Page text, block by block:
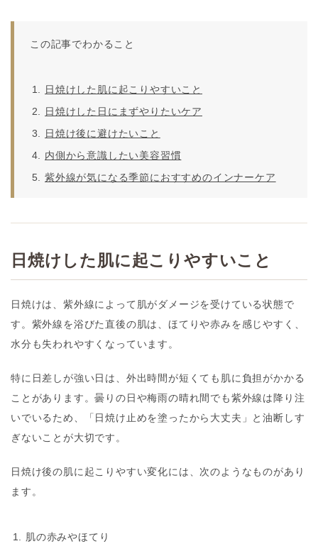
この記事でわかること
日焼けした肌に起こりやすいこと
日焼けした日にまずやりたいケア
日焼け後に避けたいこと
内側から意識したい美容習慣
紫外線が気になる季節におすすめのインナーケア
日焼けした肌に起こりやすいこと
日焼けは、紫外線によって肌がダメージを受けている状態で
す。紫外線を浴びた直後の肌は、ほてりや赤みを感じやすく、
水分も失われやすくなっています。
特に日差しが強い日は、外出時間が短くても肌に負担がかかる
ことがあります。曇りの日や梅雨の晴れ間でも紫外線は降り注
いでいるため、「日焼け止めを塗ったから大丈夫」と油断しす
ぎないことが大切です。
日焼け後の肌に起こりやすい変化には、次のようなものがあり
ます。
肌の赤みやほてり